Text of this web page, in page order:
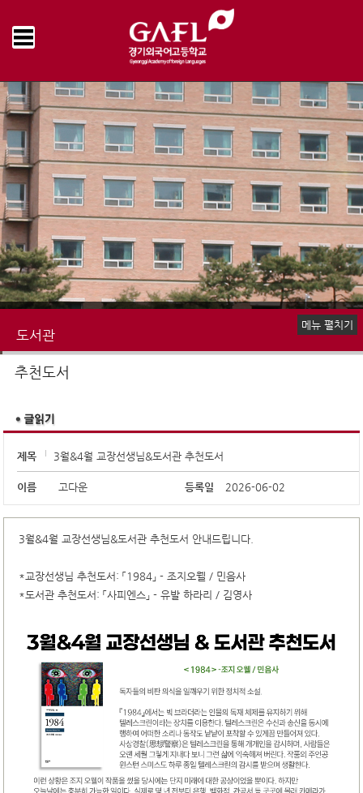
도서관
공지사항
신간도서
추천도서
메뉴 펼치기
추천도서
제목 3월&4월 교장선생님&도서관 추천도서
이름 고다운 등록일 2026-06-02
3월&4월 교장선생님&도서관 추천도서 안내드립니다.
*교장선생님 추천도서: 「1984」 - 조지오웰 / 민음사
*도서관 추천도서: 「사피엔스」 - 유발 하라리 / 김영사